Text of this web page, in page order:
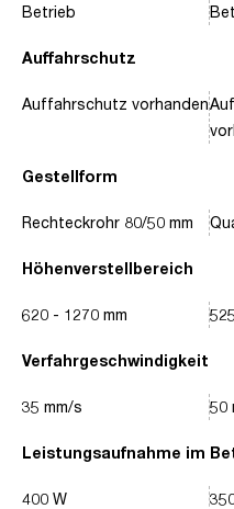
Auffahrschutz
Gestellform
Höhenverstellbereich
Verfahrgeschwindigkeit
Leistungsaufnahme im
Betrieb
Auffahrschutz vorhanden
Rechteckrohr 80/50 mm
620 - 1270 mm
35 mm/s
400 W
50